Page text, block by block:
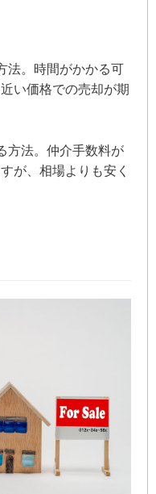
法。時間がかかる可
い価格での売却が期
方法。仲介手数料が
が、相場よりも安く